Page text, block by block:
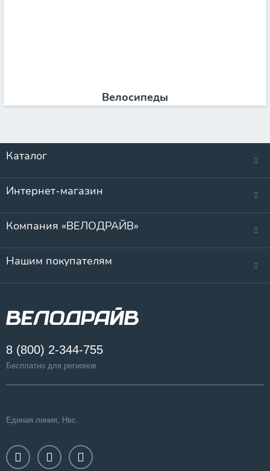
Велосипеды
Каталог
Интернет-магазин
Компания «ВЕЛОДРАЙВ»
Нашим покупателям
8 (800) 2-344-755
Бесплатно для регионов
Единая линия, Нвс.